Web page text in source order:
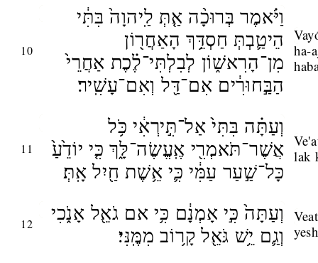
10
וַיֹּ֗אמֶר בְּרוּכָ֨ה אַ֤תְּ לַֽיהוָה֙ בִּתִּ֔י
הֵיטַ֛בְתְּ חַסְדֵּ֥ךְ הָאַחֲר֖וֹן
מִן־הָרִאשׁ֑וֹן לְבִלְתִּי־לֶ֗כֶת אַחֲרֵי֙
הַבַּ֣חוּרִ֔ים אִם־דַּ֖ל וְאִם־עָשִֽׁיר׃
ha-
11
וְעַתָּ֗ה בִּתִּי֙ אַל־תִּ֣ירְאִ֔י כֹּ֥ל
אֲשֶׁר־תֹּאמְרִ֖י אֶֽעֱשֶׂה־לָּ֑ךְ כִּ֤י יוֹדֵ֙עַ֙
כָּל־שַׁ֣עַר עַמִּ֔י כִּ֛י אֵ֥שֶׁת חַ֖יִל אָֽתְּ׃
lak
12
וְעַתָּה֙ כִּ֣י אָמְנָ֔ם כִּ֥י אם גֹאֵ֖ל אָנֹ֑כִי
וְגַ֛ם יֵ֥שׁ גֹּאֵ֖ל קָר֥וֹב מִמֶּֽנִּי׃